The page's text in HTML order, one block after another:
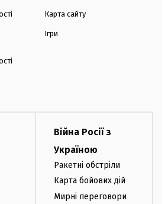
Карта сайту
Ігри
Війна Росії з
Україною
Ракетні обстріли
Карта бойових дій
Мирні переговори